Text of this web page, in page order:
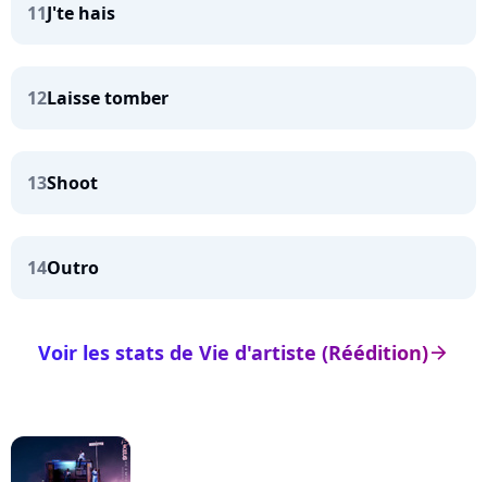
11J'te hais
12Laisse tomber
13Shoot
14Outro
arrow_right
Voir les stats de Vie d'artiste (Réédition)